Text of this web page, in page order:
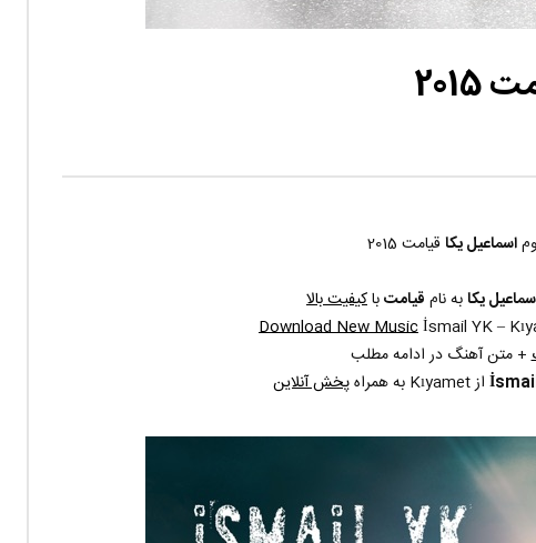
اسماعیل یکا قیامت 2015
یکا به نام قیامتباکیفیت بالا
Download New Musicİsmail YK –
+ متن آهنگ در ادامه مطلب
از Kıyamet به همراه پخش آنلاین